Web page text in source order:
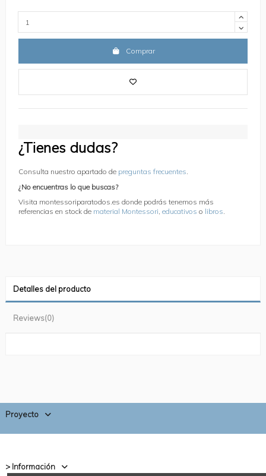
Comprar
¿Tienes dudas?
Consulta nuestro apartado de preguntas frecuentes.
¿No encuentras lo que buscas?
Visita montessoriparatodos.es donde podrás tenemos más
referencias en stock de material Montessori, educativos o libros.
Detalles del producto
Reviews(0)
Proyecto
> Información